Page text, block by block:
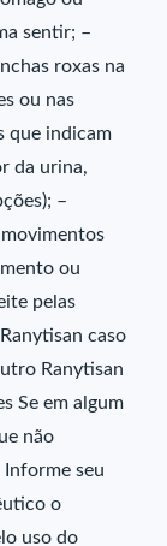
sentir; –
roxas na
ou nas
que indicam
da urina,
–
ou
pelas
caso
Ranytisan
Se em algum
não
seu
o
uso do